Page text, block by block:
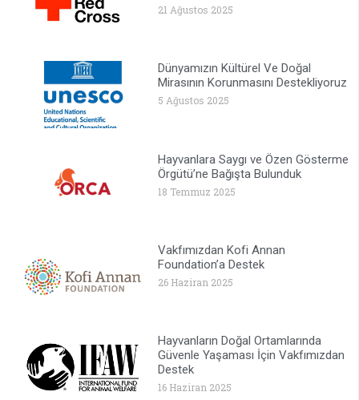
21 Ağustos 2025
Dünyamızın Kültürel Ve Doğal
Mirasının Korunmasını Destekliyoruz
5 Ağustos 2025
Hayvanlara Saygı ve Özen Gösterme
Örgütü’ne Bağışta Bulunduk
18 Temmuz 2025
Vakfımızdan Kofi Annan
Foundation’a Destek
26 Haziran 2025
Hayvanların Doğal Ortamlarında
Güvenle Yaşaması İçin Vakfımızdan
Destek
16 Haziran 2025